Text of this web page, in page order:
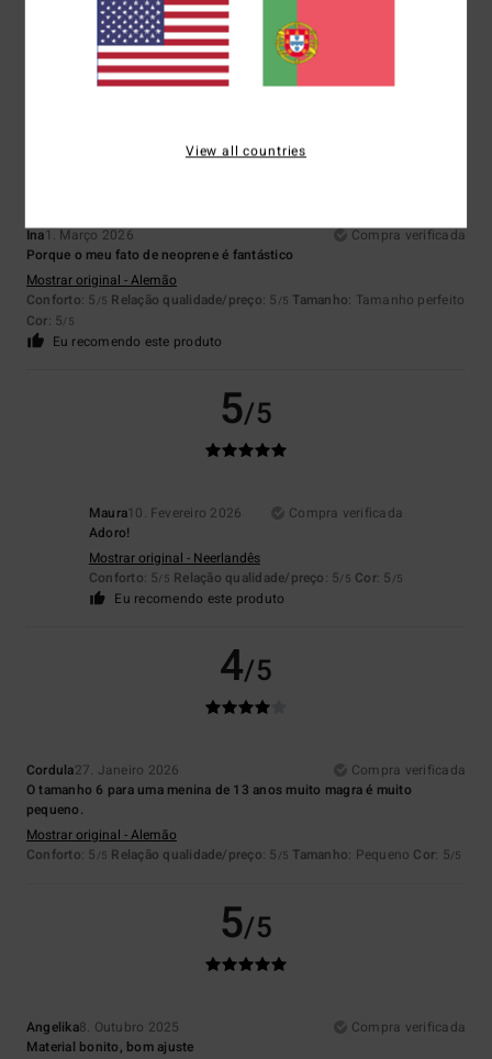
5/5
Ina1. Março 2026
Compra verificada
Porque o meu fato de neoprene é fantástico
Mostrar original - Alemão
Conforto: 5 /5 Relação qualidade/preço: 5 /5 Tamanho: Tamanho perfeito
Cor: 5/5
Eu recomendo este produto
5/5
Maura10. Fevereiro 2026
Compra verificada
Adoro!
Mostrar original - Neerlandês
Conforto: 5/5 Relação qualidade/preço: 5/5 Cor: 5 /5
Eu recomendo este produto
4/5
Cordula27. Janeiro 2026
Compra verificada
O tamanho 6 para uma menina de 13 anos muito magra é muito
pequeno.
Mostrar original - Alemão
Conforto: 5 /5 Relação qualidade/preço: 5 /5 Tamanho: Pequeno Cor: 5/5
5/5
Angelika8. Outubro 2025
Compra verificada
Material bonito, bom ajuste
View all countries